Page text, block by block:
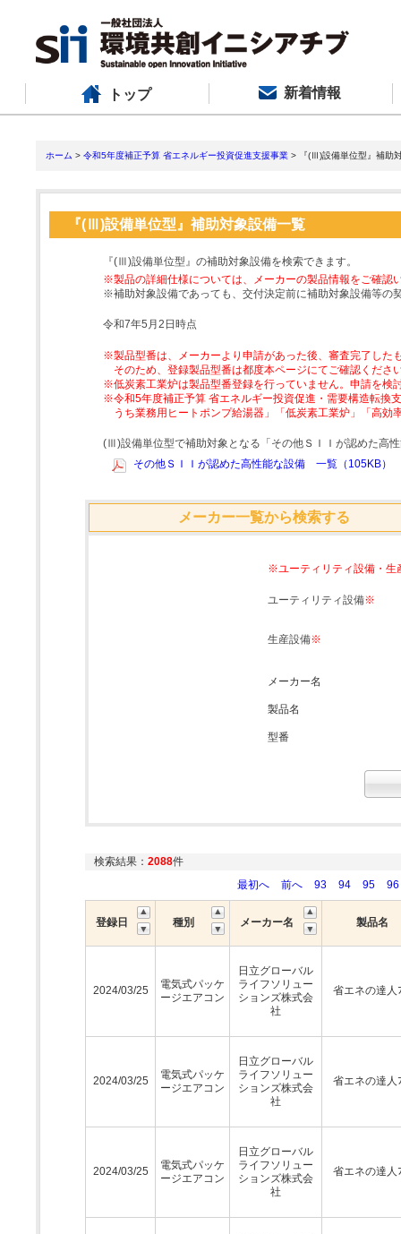
トップ 新着情報
ホーム > 令和5年度補正予算 省エネルギー投資促進支援事業 > 『(Ⅲ)設備単位型』補助
『(Ⅲ)設備単位型』補助対象設備一覧
『(Ⅲ)設備単位型』の補助対象設備を検索できます。
※製品の詳細仕様については、メーカーの製品情報をご確認
※補助対象設備であっても、交付決定前に補助対象設備等の
令和7年5月2日時点
※製品型番は、メーカーより申請があった後、審査完了した
そのため、登録製品型番は都度本ページにてご確認くださ
※低炭素工業炉は製品型番登録を行っていません。申請を検
※令和5年度補正予算 省エネルギー投資促進・需要構造転換
うち業務用ヒートポンプ給湯器」「低炭素工業炉」「高
(Ⅲ)設備単位型で補助対象となる「その他ＳＩＩが認めた高
その他ＳＩＩが認めた高性能な設備 一覧（105KB）
メーカー一覧から検索する
※ユーティリティ設備・生
ユーティリティ設備※
生産設備※
メーカー名
製品名
型番
検索結果： 2088件
最初へ
前へ 93 94 95 96
登録日 種別 メーカー名 製品名
2024/03/25
電気式パッケ
ージエアコン
日立グローバル
ライフソリュー
ションズ株式会
社
省エネの達人
2024/03/25
電気式パッケ
ージエアコン
日立グローバル
ライフソリュー
ションズ株式会
社
省エネの達人
2024/03/25
電気式パッケ
ージエアコン
日立グローバル
ライフソリュー
ションズ株式会
社
省エネの達人